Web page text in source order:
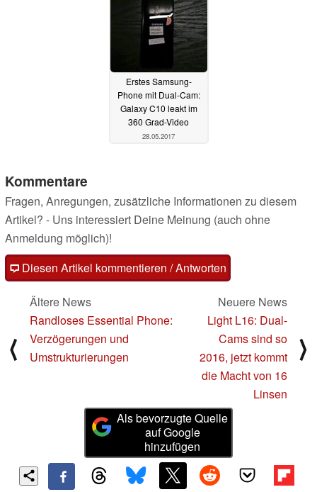
Erstes Samsung-
Phone mit Dual-Cam:
Galaxy C10 leakt im
360 Grad-Video
28.05.2017
Kommentare
Fragen, Anregungen, zusätzliche Informationen zu diesem
Artikel? - Uns interessiert Deine Meinung (auch ohne
Anmeldung möglich)!
Diesen Artikel kommentieren / Antworten
⟨
Ältere News
Randloses Essential Phone:
Verzögerungen und
Umstrukturierungen
Neuere News
Light L16: Dual-
Cams sind so
2016, jetzt kommt
die Macht von 16
Linsen
⟩
Als bevorzugte Quelle
auf Google
hinzufügen